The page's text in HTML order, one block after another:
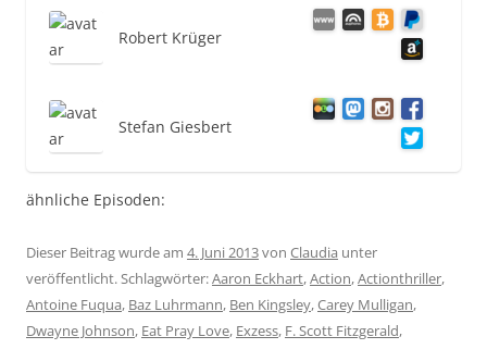
Robert Krüger
Stefan Giesbert
ähnliche Episoden:
Dieser Beitrag wurde am 4. Juni 2013von Claudia unter
veröffentlicht. Schlagwörter:Aaron Eckhart,Action,Actionthriller,
Antoine Fuqua, Baz Luhrmann, Ben Kingsley,Carey Mulligan,
Dwayne Johnson, Eat Pray Love, Exzess, F. Scott Fitzgerald,